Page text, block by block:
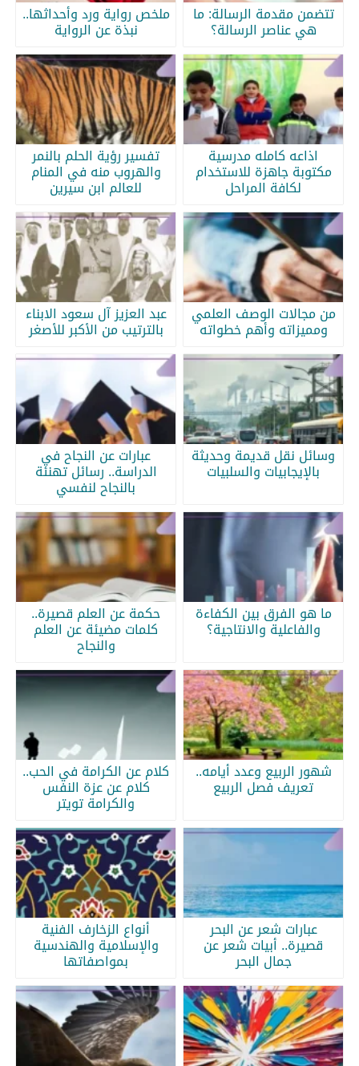
تتضمن مقدمة الرسالة: ما
هي عناصر الرسالة؟
ملخص رواية ورد وأحداثها..
نبذة عن الرواية
اذاعه كامله مدرسية
مكتوبة جاهزة للاستخدام
لكافة المراحل
تفسير رؤية الحلم بالنمر
والهروب منه في المنام
للعالم ابن سيرين
من مجالات الوصف العلمي
ومميزاته وأهم خطواته
عبد العزيز آل سعود الابناء
بالترتيب من الأكبر للأصغر
وسائل نقل قديمة وحديثة
بالإيجابيات والسلبيات
عبارات عن النجاح في
الدراسة.. رسائل تهنئة
بالنجاح لنفسي
ما هو الفرق بين الكفاءة
والفاعلية والانتاجية؟
حكمة عن العلم قصيرة..
كلمات مضيئة عن العلم
والنجاح
شهور الربيع وعدد أيامه..
تعريف فصل الربيع
كلام عن الكرامة في الحب..
كلام عن عزة النفس
والكرامة تويتر
عبارات شعر عن البحر
قصيرة.. أبيات شعر عن
جمال البحر
أنواع الزخارف الفنية
والإسلامية والهندسية
بمواصفاتها